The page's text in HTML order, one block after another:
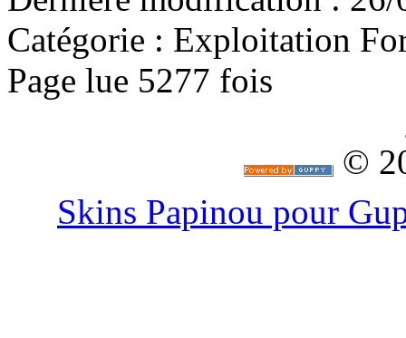
Catégorie : Exploitation
Page lue 5277 fois
©
Skins Papinou pour